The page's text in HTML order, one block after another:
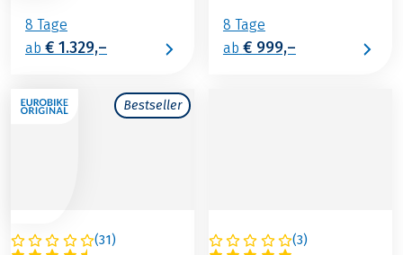
8 Tage
ab € 1.329,–
8 Tage
ab € 999,–
Bestseller
(31)
ITALIEN (3)
SCHWEDEN